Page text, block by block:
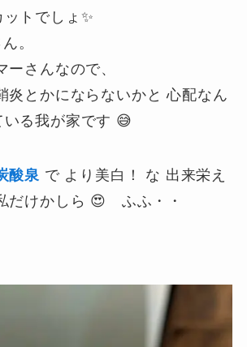
トでしょ✨
。
ーさんなので、
炎とかにならないかと 心配なん
る我が家です 😅
酸泉 で より美白！ な 出来栄え
だけかしら 😍 ふふ・・